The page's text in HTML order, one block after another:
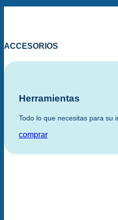
ACCESORIOS
Herramientas
Todo lo que necesitas para su
comprar